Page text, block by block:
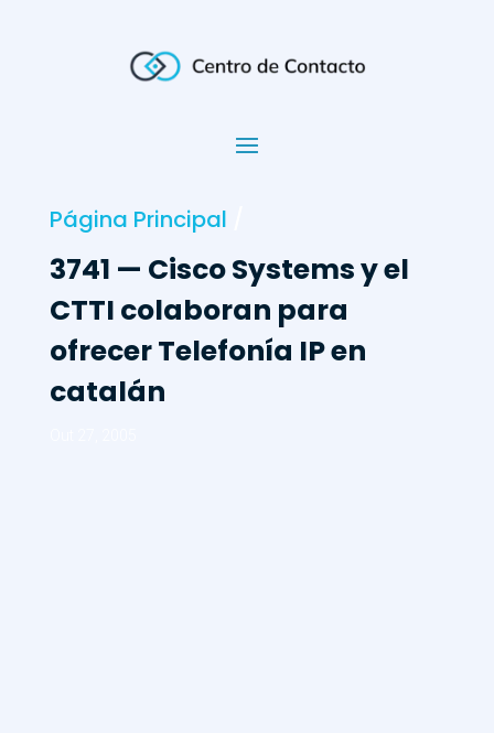
Página Principal
3741 — Cisco Systems y el
CTTI colaboran para
ofrecer Telefonía IP en
catalán